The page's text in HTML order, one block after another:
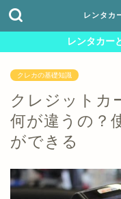
レンタカ
レンタカー
クレカの基礎知識
クレジットカ
何が違うの？
ができる